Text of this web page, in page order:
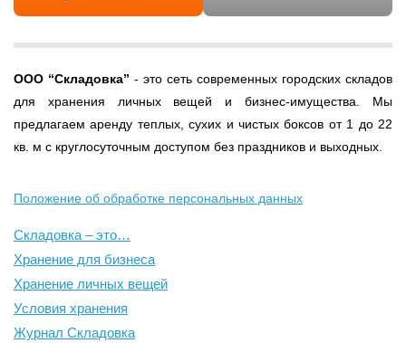
ООО “Складовка” - это сеть современных городских складов
для хранения личных вещей и бизнес-имущества. Мы
предлагаем аренду теплых, сухих и чистых боксов от 1 до 22
кв. м с круглосуточным доступом без праздников и выходных.
Положение об обработке персональных данных
Складовка – это…
Хранение для бизнеса
Хранение личных вещей
Условия хранения
Журнал Складовка